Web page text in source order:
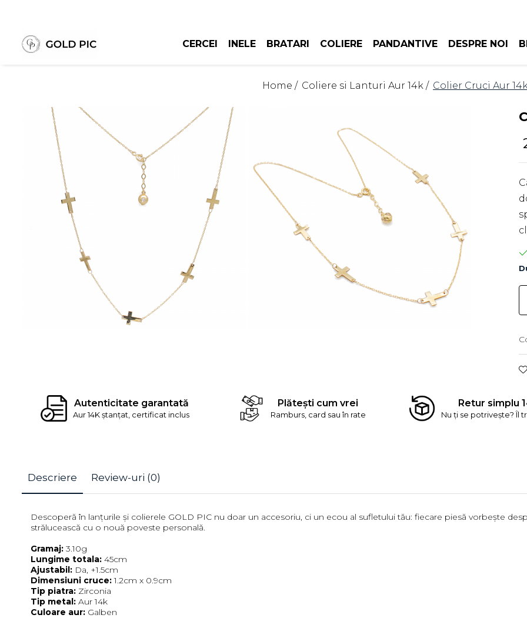
CERCEI INELE BRATARI COLIERE PANDANTIVE DESPRE NOI
Home / Coliere si Lanturi Aur 14k / Colier Cruci Aur
Autenticitate garantată
Aur 14K ștanțat, certificat inclus
Plătești cum vrei
Ramburs, card sau în rate
Retur simplu
Nu ți se potrivește? Îl
Descriere Review-uri (0)
Descoperă în lanțurile și colierele GOLD PIC nu doar un accesoriu, ci un ecou al sufletului tău: fiecare piesă vorbește
strălucească cu o nouă poveste personală.
Gramaj: 3.10g
Lungime totala: 45cm
Ajustabil: Da, +1.5cm
Dimensiuni cruce:1.2cm x 0.9cm
Tip piatra: Zirconia
Tip metal: Aur 14k
Culoare aur: Galben